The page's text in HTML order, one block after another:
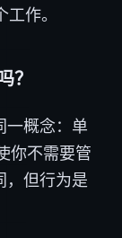
作。
？
一概念：单
你不需要管
，但行为是